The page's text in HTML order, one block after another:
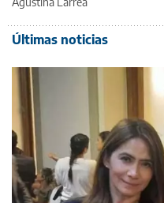
Últimas noticias